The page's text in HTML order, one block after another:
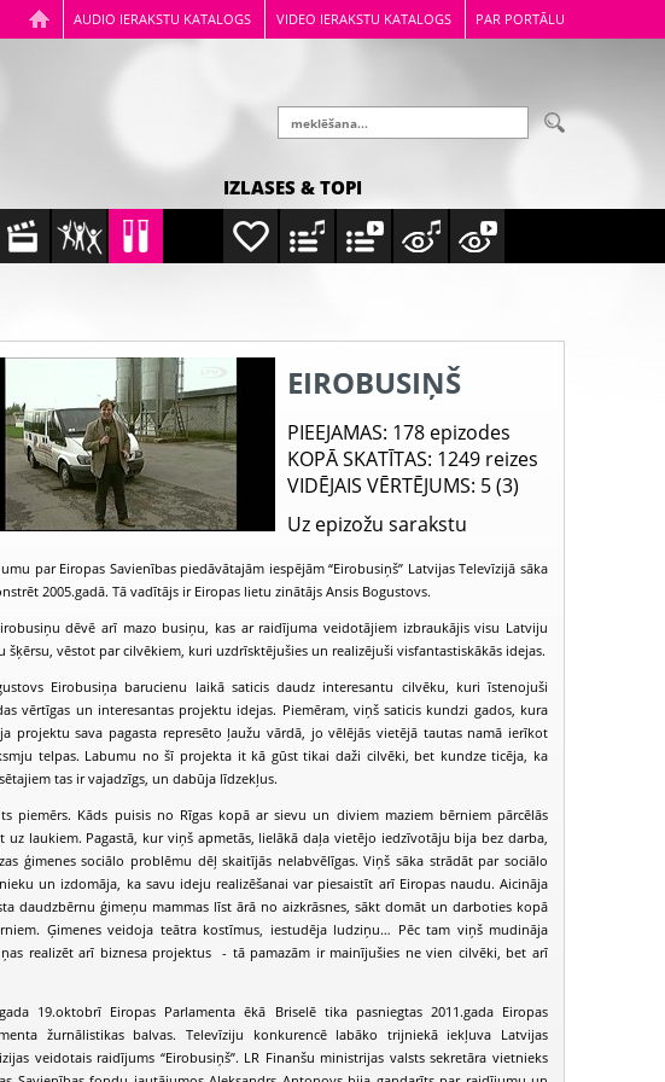
AUDIO IERAKSTU KATALOGS VIDEO IERAKSTU KATALOGS PAR PORTĀLU
IZLASES & TOPI
25) Eirobusiņš (2008-08-20) Eirobusiņš (2008-09-03)
EIROBUSIŅŠ
PIEEJAMAS: 178 epizodes
KOPĀ SKATĪTAS: 1249 reizes
VIDĒJAIS VĒRTĒJUMS: 5 (3)
Uz epizožu sarakstu
par Eiropas Savienības piedāvātajām iespējām “Eirobusiņš” Latvijas Televīzijā sāka
2005.gadā. Tā vadītājs ir Eiropas lietu zinātājs Ansis Bogustovs.
dēvē arī mazo busiņu, kas ar raidījuma veidotājiem izbraukājis visu Latviju
šķērsu, vēstot par cilvēkiem, kuri uzdrīsktējušies un realizējuši visfantastiskākās idejas.
Eirobusiņa barucienu laikā saticis daudz interesantu cilvēku, kuri īstenojuši
vērtīgas un interesantas projektu idejas. Piemēram, viņš saticis kundzi gados, kura
projektu sava pagasta represēto ļaužu vārdā, jo vēlējās vietējā tautas namā ierīkot
telpas. Labumu no šī projekta it kā gūst tikai daži cilvēki, bet kundze ticēja, ka
tas ir vajadzīgs, un dabūja līdzekļus.
piemērs. Kāds puisis no Rīgas kopā ar sievu un diviem maziem bērniem pārcēlās
uz laukiem. Pagastā, kur viņš apmetās, lielākā daļa vietējo iedzīvotāju bija bez darba,
ģimenes sociālo problēmu dēļ skaitījās nelabvēlīgas. Viņš sāka strādāt par sociālo
un izdomāja, ka savu ideju realizēšanai var piesaistīt arī Eiropas naudu. Aicināja
daudzbērnu ģimeņu mammas līst ārā no aizkrāsnes, sākt domāt un darboties kopā
Ģimenes veidoja teātra kostīmus, iestudēja ludziņu… Pēc tam viņš mudināja
realizēt arī biznesa projektus - tā pamazām ir mainījušies ne vien cilvēki, bet arī
19.oktobrī Eiropas Parlamenta ēkā Briselē tika pasniegtas 2011.gada Eiropas
žurnālistikas balvas. Televīziju konkurencē labāko trijniekā iekļuva Latvijas
veidotais raidījums “Eirobusiņš”. LR Finanšu ministrijas valsts sekretāra vietnieks